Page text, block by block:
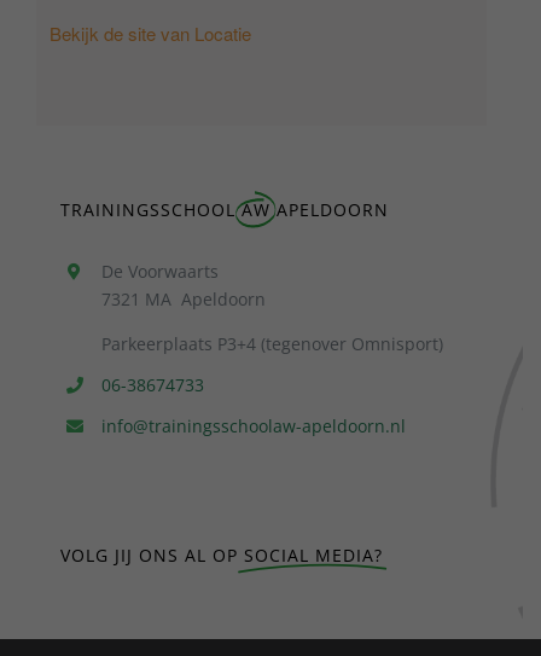
Bekijk de site van Locatie
TRAININGSSCHOOL AW APELDOORN
De Voorwaarts
7321 MA Apeldoorn
Parkeerplaats P3+4 (tegenover Omnisport)
06-38674733
info@trainingsschoolaw-apeldoorn.nl
VOLG JIJ ONS AL OP SOCIAL MEDIA?